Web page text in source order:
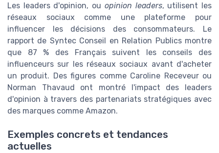
Les leaders d'opinion, ou opinion leaders, utilisent les
réseaux sociaux comme une plateforme pour
influencer les décisions des consommateurs. Le
rapport de Syntec Conseil en Relation Publics montre
que 87 % des Français suivent les conseils des
influenceurs sur les réseaux sociaux avant d'acheter
un produit. Des figures comme Caroline Receveur ou
Norman Thavaud ont montré l'impact des leaders
d'opinion à travers des partenariats stratégiques avec
des marques comme Amazon.
Exemples concrets et tendances
actuelles